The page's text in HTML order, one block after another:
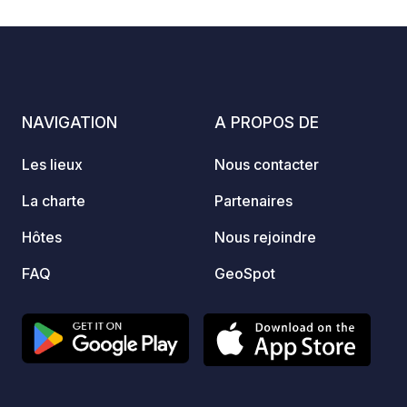
NAVIGATION
Les lieux
La charte
Hôtes
FAQ
A PROPOS DE
Nous contacter
Partenaires
Nous rejoindre
GeoSpot